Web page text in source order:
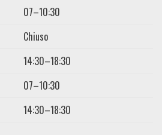
07–10:30
Chiuso
14:30–18:30
07–10:30
14:30–18:30